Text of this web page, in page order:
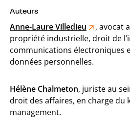
Auteurs
Anne-Laure Villedieu
, avocat
propriété industrielle, droit de
communications électroniques
données personnelles.
Hélène Chalmeton, juriste au
droit des affaires, en charge du
management.